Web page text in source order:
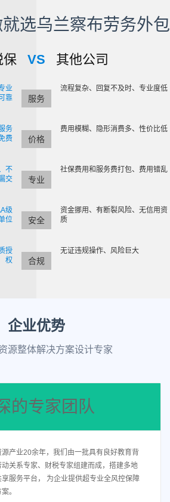
选乌兰察布劳务外包
VS 其他公司
业
靠
服务
流程复杂、回复不及时、专业度低
务
费
价格
费用模糊、隐形消费多、性价比低
不
交
专业
社保费用和服务费打包、费用错乱
级
位
安全
资金挪用、有断裂风险、无信用资
质
授
权
合规
无证违规操作、风险巨大
企业优势
源整体解决方案设计专家
的专家团队
业20余年，我们由一批具有良好教育背
关系专家、财税专家组建而成，搭建多地
服务平台， 为企业提供超专业全风控保障
。